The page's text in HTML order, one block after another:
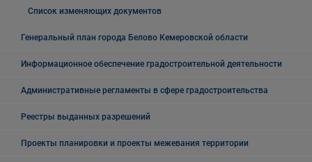
Список изменяющих документов
Генеральный план города Белово Кемеровской области
Информационное обеспечение градостроительной деятельности
Административные регламенты в сфере градостроительства
Реестры выданных разрешений
Проекты планировки и проекты межевания территории